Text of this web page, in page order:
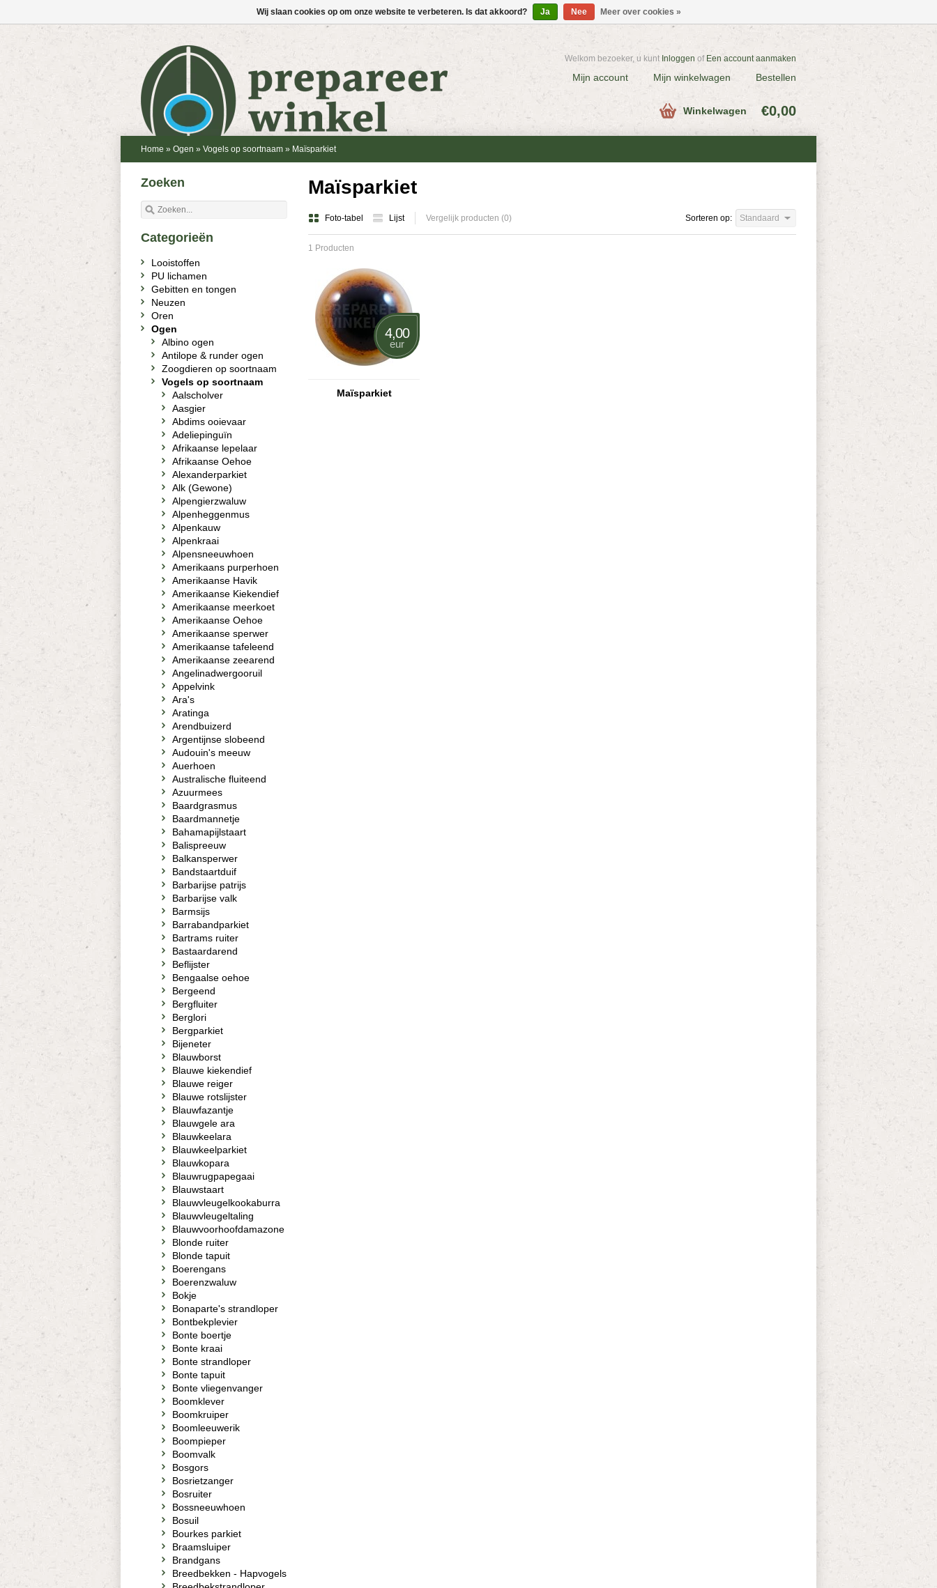
Welkom bezoeker, u kunt Inloggen of Een account aanmaken
Mijn account Mijn winkelwagen Bestellen
Winkelwagen €0,00
Home » Ogen » Vogels op soortnaam » Maïsparkiet
Maïsparkiet
Foto-tabel Lijst Vergelijk producten (0) Sorteren op: Standaard
1 Producten
4,00
eur
Maïsparkiet
Zoeken
Categorieën
Looistoffen
PU lichamen
Gebitten en tongen
Neuzen
Oren
Ogen
Albino ogen
Antilope & runder ogen
Zoogdieren op soortnaam
Vogels op soortnaam
Aalscholver
Aasgier
Abdims ooievaar
Adeliepinguïn
Afrikaanse lepelaar
Afrikaanse Oehoe
Alexanderparkiet
Alk (Gewone)
Alpengierzwaluw
Alpenheggenmus
Alpenkauw
Alpenkraai
Alpensneeuwhoen
Amerikaans purperhoen
Amerikaanse Havik
Amerikaanse Kiekendief
Amerikaanse meerkoet
Amerikaanse Oehoe
Amerikaanse sperwer
Amerikaanse tafeleend
Amerikaanse zeearend
Angelinadwergooruil
Appelvink
Ara's
Aratinga
Arendbuizerd
Argentijnse slobeend
Audouin's meeuw
Auerhoen
Australische fluiteend
Azuurmees
Baardgrasmus
Baardmannetje
Bahamapijlstaart
Balispreeuw
Balkansperwer
Bandstaartduif
Barbarijse patrijs
Barbarijse valk
Barmsijs
Barrabandparkiet
Bartrams ruiter
Bastaardarend
Beflijster
Bengaalse oehoe
Bergeend
Bergfluiter
Berglori
Bergparkiet
Bijeneter
Blauwborst
Blauwe kiekendief
Blauwe reiger
Blauwe rotslijster
Blauwfazantje
Blauwgele ara
Blauwkeelara
Blauwkeelparkiet
Blauwkopara
Blauwrugpapegaai
Blauwstaart
Blauwvleugelkookaburra
Blauwvleugeltaling
Blauwvoorhoofdamazone
Blonde ruiter
Blonde tapuit
Boerengans
Boerenzwaluw
Bokje
Bonaparte's strandloper
Bontbekplevier
Bonte boertje
Bonte kraai
Bonte strandloper
Bonte tapuit
Bonte vliegenvanger
Boomklever
Boomkruiper
Boomleeuwerik
Boompieper
Boomvalk
Bosgors
Bosrietzanger
Bosruiter
Bossneeuwhoen
Bosuil
Bourkes parkiet
Braamsluiper
Brandgans
Breedbekken - Hapvogels
Wij slaan cookies op om onze website te verbeteren. Is dat akkoord? Ja Nee Meer over cookies »